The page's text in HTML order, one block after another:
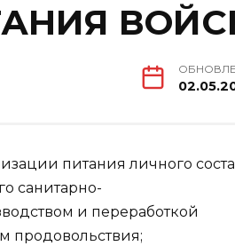
питания личного
санитарно-
и переработкой
продовольствия;